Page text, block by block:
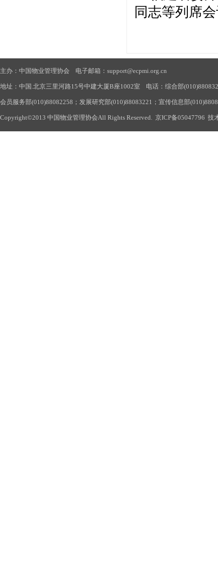
同志等列席
主办：中国物业管理协会 电子邮箱：support@ecpmi.org.cn
地址：中国.北京三里河路15号中建大厦B座1002室 电话：综合部
会员服务部(010)88082258；发展研究部(010)88083221；宣传信息部
Copyright©2013 中国物业管理协会All Rights Reserved. 京ICP备05047796 技